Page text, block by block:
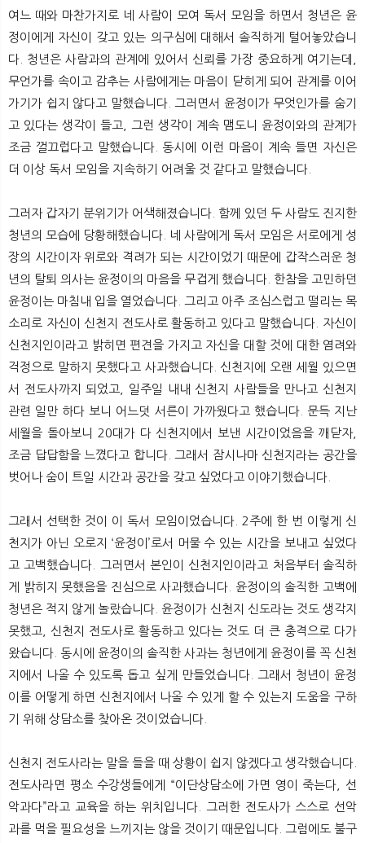
여느 때와 마찬가지로 네 사람이 모여 독서 모임을 하면서 청년은 윤
정이에게 자신이 갖고 있는 의구심에 대해서 솔직하게 털어놓았습니
다. 청년은 사람과의 관계에 있어서 신뢰를 가장 중요하게 여기는데,
무언가를 속이고 감추는 사람에게는 마음이 닫히게 되어 관계를 이어
가기가 쉽지 않다고 말했습니다. 그러면서 윤정이가 무엇인가를 숨기
고 있다는 생각이 들고, 그런 생각이 계속 맴도니 윤정이와의 관계가
조금 껄끄럽다고 말했습니다. 동시에 이런 마음이 계속 들면 자신은
더 이상 독서 모임을 지속하기 어려울 것 같다고 말했습니다.
그러자 갑자기 분위기가 어색해졌습니다. 함께 있던 두 사람도 진지한
청년의 모습에 당황해했습니다. 네 사람에게 독서 모임은 서로에게 성
장의 시간이자 위로와 격려가 되는 시간이었기 때문에 갑작스러운 청
년의 탈퇴 의사는 윤정이의 마음을 무겁게 했습니다. 한참을 고민하던
윤정이는 마침내 입을 열었습니다. 그리고 아주 조심스럽고 떨리는 목
소리로 자신이 신천지 전도사로 활동하고 있다고 말했습니다. 자신이
신천지인이라고 밝히면 편견을 가지고 자신을 대할 것에 대한 염려와
걱정으로 말하지 못했다고 사과했습니다. 신천지에 오랜 세월 있으면
서 전도사까지 되었고, 일주일 내내 신천지 사람들을 만나고 신천지
관련 일만 하다 보니 어느덧 서른이 가까웠다고 했습니다. 문득 지난
세월을 돌아보니 20대가 다 신천지에서 보낸 시간이었음을 깨닫자,
조금 답답함을 느꼈다고 합니다. 그래서 잠시나마 신천지라는 공간을
벗어나 숨이 트일 시간과 공간을 갖고 싶었다고 이야기했습니다.
그래서 선택한 것이 이 독서 모임이었습니다. 2주에 한 번 이렇게 신
천지가 아닌 오로지 ‘윤정이’로서 머물 수 있는 시간을 보내고 싶었다
고 고백했습니다. 그러면서 본인이 신천지인이라고 처음부터 솔직하
게 밝히지 못했음을 진심으로 사과했습니다. 윤정이의 솔직한 고백에
청년은 적지 않게 놀랐습니다. 윤정이가 신천지 신도라는 것도 생각지
못했고, 신천지 전도사로 활동하고 있다는 것도 더 큰 충격으로 다가
왔습니다. 동시에 윤정이의 솔직한 사과는 청년에게 윤정이를 꼭 신천
지에서 나올 수 있도록 돕고 싶게 만들었습니다. 그래서 청년이 윤정
이를 어떻게 하면 신천지에서 나올 수 있게 할 수 있는지 도움을 구하
기 위해 상담소를 찾아온 것이었습니다.
신천지 전도사라는 말을 들을 때 상황이 쉽지 않겠다고 생각했습니다.
전도사라면 평소 수강생들에게 “이단상담소에 가면 영이 죽는다, 선
악과다”라고 교육을 하는 위치입니다. 그러한 전도사가 스스로 선악
과를 먹을 필요성을 느끼지는 않을 것이기 때문입니다. 그럼에도 불구